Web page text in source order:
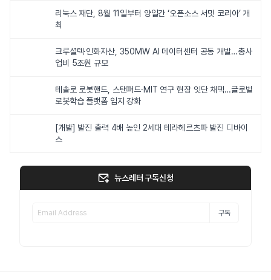
리눅스 재단, 8월 11일부터 양일간 ‘오픈소스 서밋 코리아’ 개
최
크루셜텍·인화자산, 350MW AI 데이터센터 공동 개발…총사
업비 5조원 규모
테솔로 로봇핸드, 스탠퍼드·MIT 연구 현장 잇단 채택…글로벌
로봇학습 플랫폼 입지 강화
[개발] 발진 출력 4배 높인 2세대 테라헤르츠파 발진 디바이
스
뉴스레터 구독신청
구독